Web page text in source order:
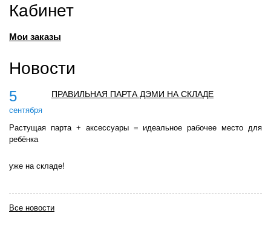
Кабинет
Мои заказы
Новости
5
сентября
ПРАВИЛЬНАЯ ПАРТА ДЭМИ НА СКЛАДЕ
Растущая парта + аксессуары = идеальное рабочее место для
ребёнка
уже на складе!
Все новости